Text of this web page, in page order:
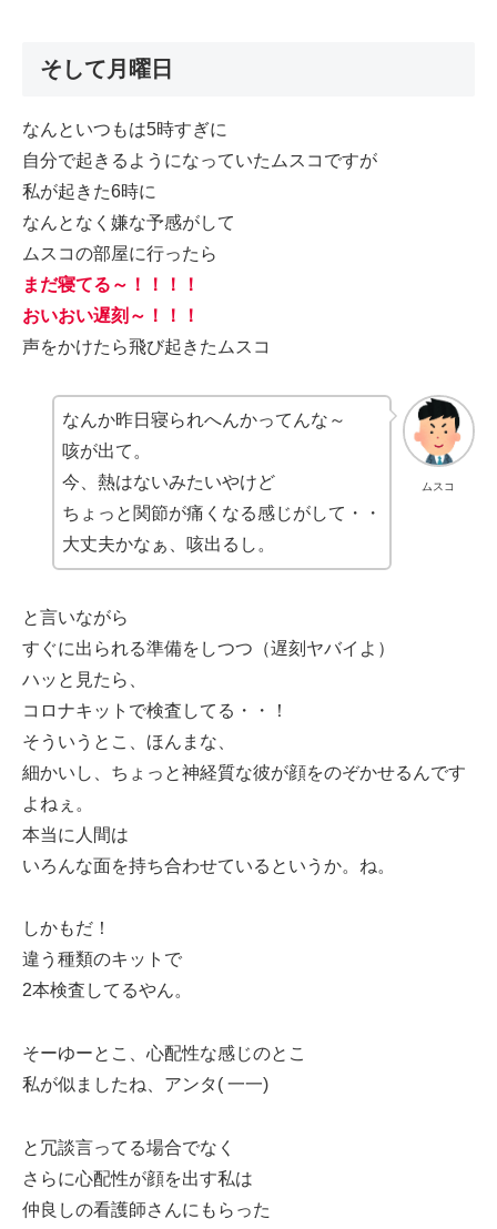
そして月曜日
なんといつもは5時すぎに
自分で起きるようになっていたムスコですが
私が起きた6時に
なんとなく嫌な予感がして
ムスコの部屋に行ったら
まだ寝てる～！！！！
おいおい遅刻～！！！
声をかけたら飛び起きたムスコ
ムスコ
なんか昨日寝られへんかってんな～
咳が出て。
今、熱はないみたいやけど
ちょっと関節が痛くなる感じがして・・
大丈夫かなぁ、咳出るし。
と言いながら
すぐに出られる準備をしつつ（遅刻ヤバイよ）
ハッと見たら、
コロナキットで検査してる・・！
そういうとこ、ほんまな、
細かいし、ちょっと神経質な彼が顔をのぞかせるんです
よねぇ。
本当に人間は
いろんな面を持ち合わせているというか。ね。
しかもだ！
違う種類のキットで
2本検査してるやん。
そーゆーとこ、心配性な感じのとこ
私が似ましたね、アンタ( 一一)
と冗談言ってる場合でなく
さらに心配性が顔を出す私は
仲良しの看護師さんにもらった